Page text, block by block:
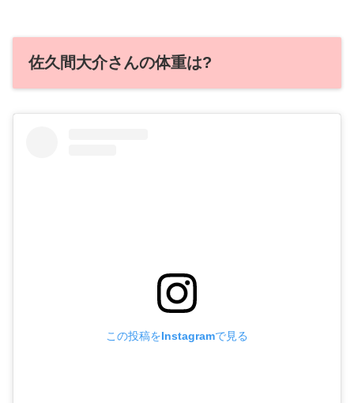
佐久間大介さんの体重は?
この投稿をInstagramで見る